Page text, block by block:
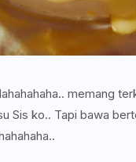
memang
Sis ko.. Tapi bawa